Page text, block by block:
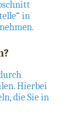
in
Hierbei
die Sie in